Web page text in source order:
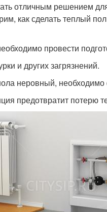
отличным решением
как сделать теплый
провести
и других загрязнений.
неровный, необходимо
предотвратит потерю